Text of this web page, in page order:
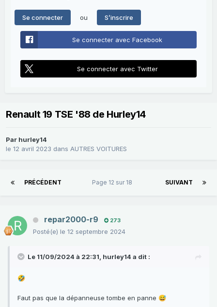
Se connecter ou S’inscrire
Se connecter avec Facebook
Se connecter avec Twitter
Renault 19 TSE '88 de Hurley14
Par hurley14
le 12 avril 2023 dans AUTRES VOITURES
PRÉCÉDENT SUIVANT
Page 12 sur 18
repar2000-r9 273
Posté(e) le 12 septembre 2024
Le 11/09/2024 à 22:31, hurley14 a dit :
🤣
Faut pas que la dépanneuse tombe en panne 😅